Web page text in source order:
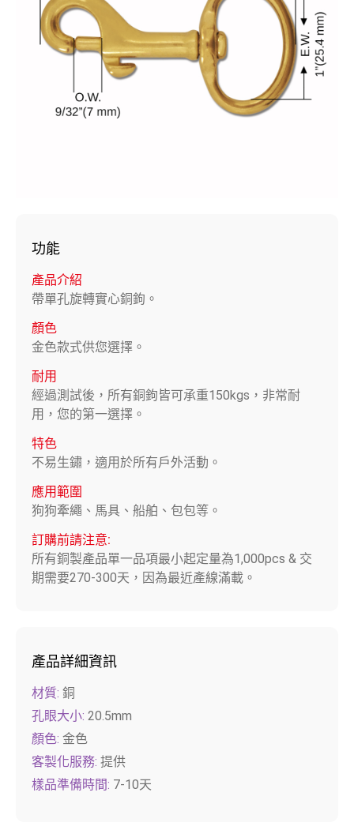
功能
產品介紹
帶單孔旋轉實心銅鉤。
顏色
金色款式供您選擇。
耐用
經過測試後，所有銅鉤皆可承重150kgs，非常耐
用，您的第一選擇。
特色
不易生鏽，適用於所有戶外活動。
應用範圍
狗狗牽繩、馬具、船舶、包包等。
訂購前請注意:
所有銅製產品單一品項最小起定量為1,000pcs & 交
期需要270-300天，因為最近產線滿載。
產品詳細資訊
材質: 銅
孔眼大小: 20.5mm
顏色: 金色
客製化服務: 提供
樣品準備時間: 7-10天